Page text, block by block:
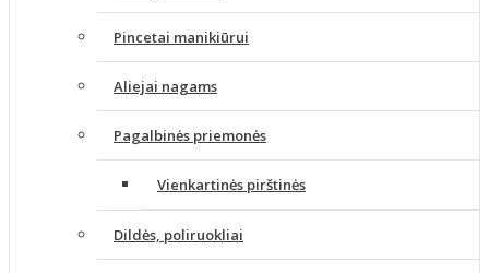
Pincetai manikiūrui
Aliejai nagams
Pagalbinės priemonės
Vienkartinės pirštinės
Dildės, poliruokliai